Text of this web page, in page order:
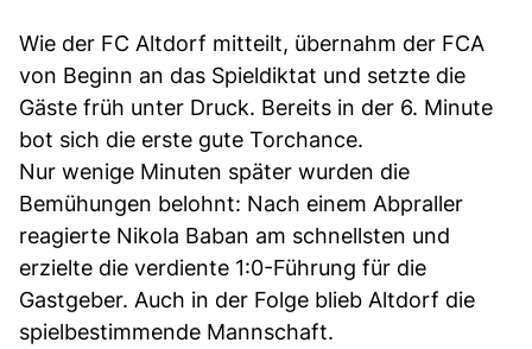
Wie der FC Altdorf mitteilt, übernahm der FCA
von Beginn an das Spieldiktat und setzte die
Gäste früh unter Druck. Bereits in der 6. Minute
bot sich die erste gute Torchance.
Nur wenige Minuten später wurden die
Bemühungen belohnt: Nach einem Abpraller
reagierte Nikola Baban am schnellsten und
erzielte die verdiente 1:0-Führung für die
Gastgeber. Auch in der Folge blieb Altdorf die
spielbestimmende Mannschaft.